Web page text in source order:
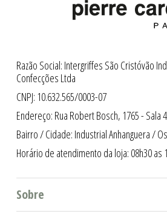
Razão Social: Intergriffes São Cristóvão
Confecções Ltda
CNPJ: 10.632.565/0003-07
Endereço: Rua Robert Bosch, 1765 - Sala
Bairro / Cidade: Industrial Anhanguera /
Horário de atendimento da loja: 08h30 as
Sobre